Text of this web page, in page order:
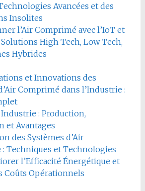
Avancées et des
Insolites
l’Air Comprimé avec l’IoT et
Solutions High Tech, Low Tech,
Hybrides
et Innovations des
Comprimé dans l’Industrie :
Industrie : Production,
et Avantages
des Systèmes d’Air
Techniques et Technologies
l’Efficacité Énergétique et
Coûts Opérationnels